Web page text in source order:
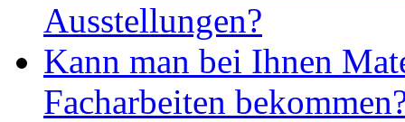
Ausstellungen?
Kann man bei Ihnen
Facharbeiten